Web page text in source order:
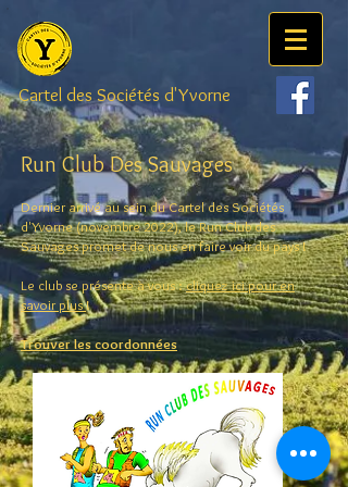
Carteldes Sociétés d'Yvorne
Run Club Des Sauvages
Dernier arrivé au sein du Cartel des Sociétés
d'Yvorne (novembre 2022), le Run Club des
Sauvages promet de nous en faire voir du pays !
Le club se présente à vous :cliquezici pour en
savoir plus!
Trouver les coordonnées